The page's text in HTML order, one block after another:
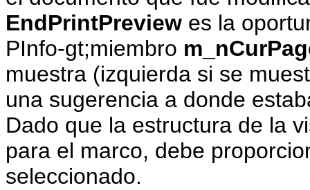
EndPrintPreview es la
PInfo-gt;miembro
muestra (izquierda si se
una sugerencia a donde
Dado que la estructura de la
para el marco, debe
seleccionado.